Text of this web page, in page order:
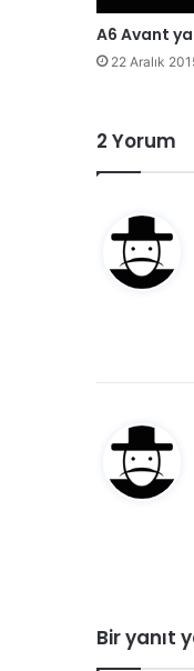
A6 Avant
22 Aralık
2 Yorum
Bir yanıt